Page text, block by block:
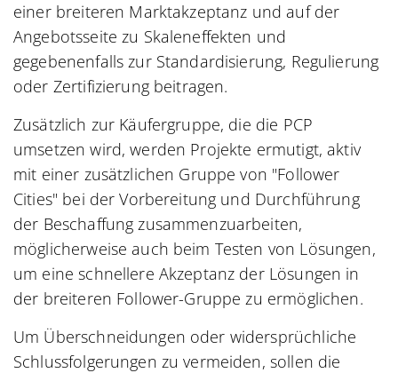
einer breiteren Marktakzeptanz und auf der
Angebotsseite zu Skaleneffekten und
gegebenenfalls zur Standardisierung, Regulierung
oder Zertifizierung beitragen.
Zusätzlich zur Käufergruppe, die die PCP
umsetzen wird, werden Projekte ermutigt, aktiv
mit einer zusätzlichen Gruppe von "Follower
Cities" bei der Vorbereitung und Durchführung
der Beschaffung zusammenzuarbeiten,
möglicherweise auch beim Testen von Lösungen,
um eine schnellere Akzeptanz der Lösungen in
der breiteren Follower-Gruppe zu ermöglichen.
Um Überschneidungen oder widersprüchliche
Schlussfolgerungen zu vermeiden, sollen die